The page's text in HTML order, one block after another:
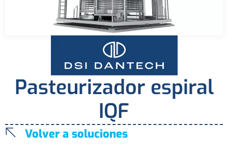
Pasteurizador espiral
IQF
Volver a soluciones